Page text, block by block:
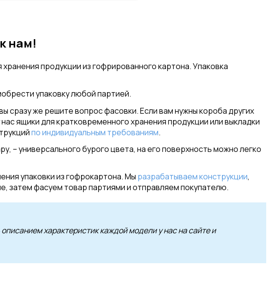
нам!
продукции из гофрированного картона. Упаковка
упаковку любой партией.
сразу же решите вопрос фасовки. Если вам нужны короба других
ящики для кратковременного хранения продукции или выкладки
по индивидуальным требованиям.
– универсального бурого цвета, на его поверхность можно легко
упаковки из гофрокартона. Мы разрабатываем конструкции,
затем фасуем товар партиями и отправляем покупателю.
характеристик каждой модели у нас на сайте и